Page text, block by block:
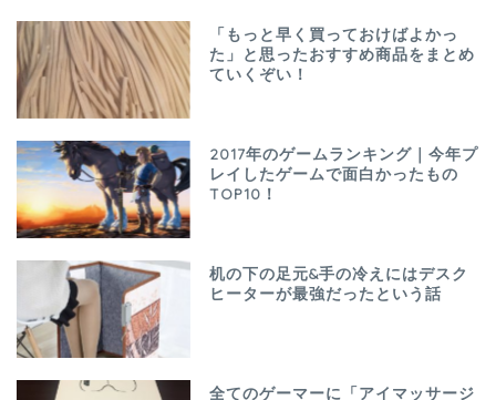
「もっと早く買っておけばよかっ
た」と思ったおすすめ商品をまとめ
ていくぞい！
2017年のゲームランキング｜今年プ
レイしたゲームで面白かったもの
TOP10！
机の下の足元&手の冷えにはデスク
ヒーターが最強だったという話
全てのゲーマーに「アイマッサージ